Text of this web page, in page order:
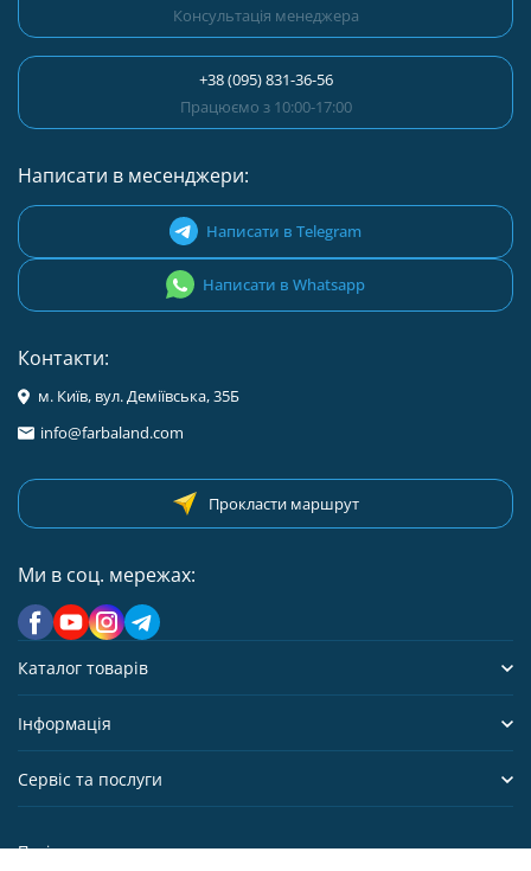
Консультація менеджера
+38 (095) 831-36-56
Працюємо з 10:00-17:00
Написати в месенджери:
Написати в Telegram
Написати в Whatsapp
Контакти:
м. Київ, вул. Деміївська, 35Б
info@farbaland.com
Прокласти маршрут
Ми в соц. мережах:
Каталог товарів
Інформація
Сервіс та послуги
Політика персональних даних